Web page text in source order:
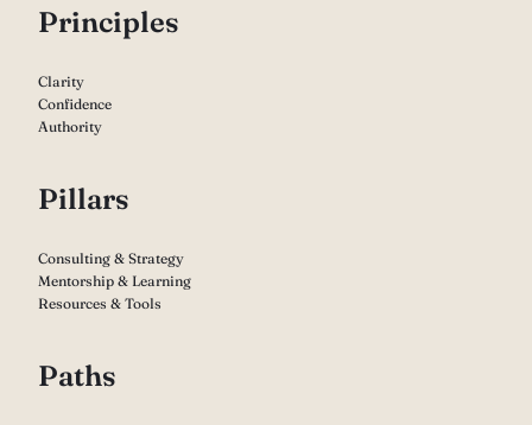
Principles
Clarity
Confidence
Authority
Pillars
Consulting & Strategy
Mentorship & Learning
Resources & Tools
Paths